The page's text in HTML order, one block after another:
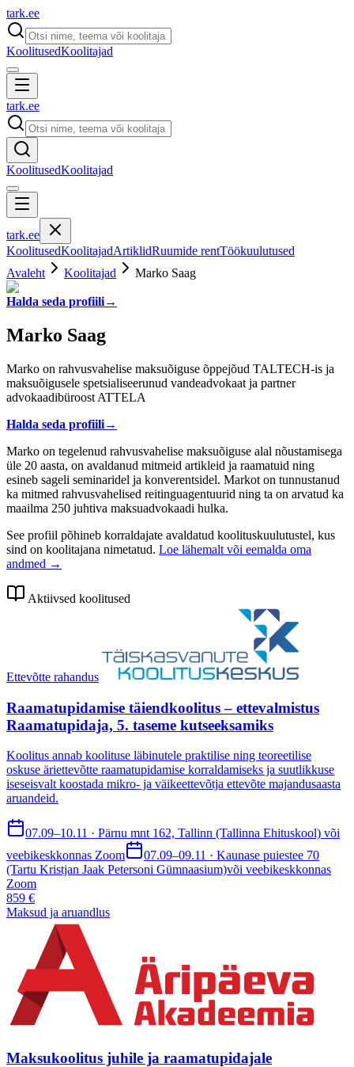
tark.ee
KoolitusedKoolitajad
tark.ee
KoolitusedKoolitajad
tark.ee
KoolitusedKoolitajadArtiklidRuumide rentTöökuulutused
Avaleht
Koolitajad Marko Saag
Halda seda profiili→
Marko Saag
Marko on rahvusvahelise maksuõiguse õppejõud TALTECH-is ja
maksuõigusele spetsialiseerunud vandeadvokaat ja partner
advokaadibüroost ATTELA
Halda seda profiili→
Marko on tegelenud rahvusvahelise maksuõiguse alal nõustamisega
üle 20 aasta, on avaldanud mitmeid artikleid ja raamatuid ning
esineb sageli seminaridel ja konverentsidel. Markot on tunnustanud
ka mitmed rahvusvahelised reitinguagentuurid ning ta on arvatud ka
maailma 250 juhtiva maksuadvokaadi hulka.
See profiil põhineb korraldajate avaldatud koolituskuulutustel, kus
sind on koolitajana nimetatud. Loe lähemalt või eemalda oma
andmed →
Aktiivsed koolitused
Ettevõtte rahandus
Raamatupidamise täiendkoolitus – ettevalmistus
Raamatupidaja, 5. taseme kutseeksamiks
Koolitus annab koolituse läbinutele praktilise ning teoreetilise
oskuse äriettevõtte raamatupidamise korraldamiseks ja suutlikkuse
iseseisvalt koostada mikro- ja väikeettevõtja ettevõte majandusaasta
aruandeid.
07.09–10.11 · Pärnu mnt 162, Tallinn (Tallinna Ehituskool) või
veebikeskkonnas Zoom
07.09–09.11 · Kaunase puiestee 70
(Tartu Kristjan Jaak Petersoni Gümnaasium)või veebikeskkonnas
Zoom
859 €
Maksud ja aruandlus
Maksukoolitus juhile ja raamatupidajale